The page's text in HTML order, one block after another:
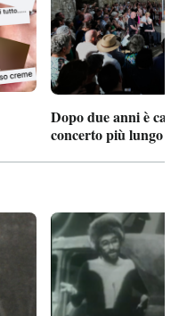
Dopo due anni è
concerto più lungo